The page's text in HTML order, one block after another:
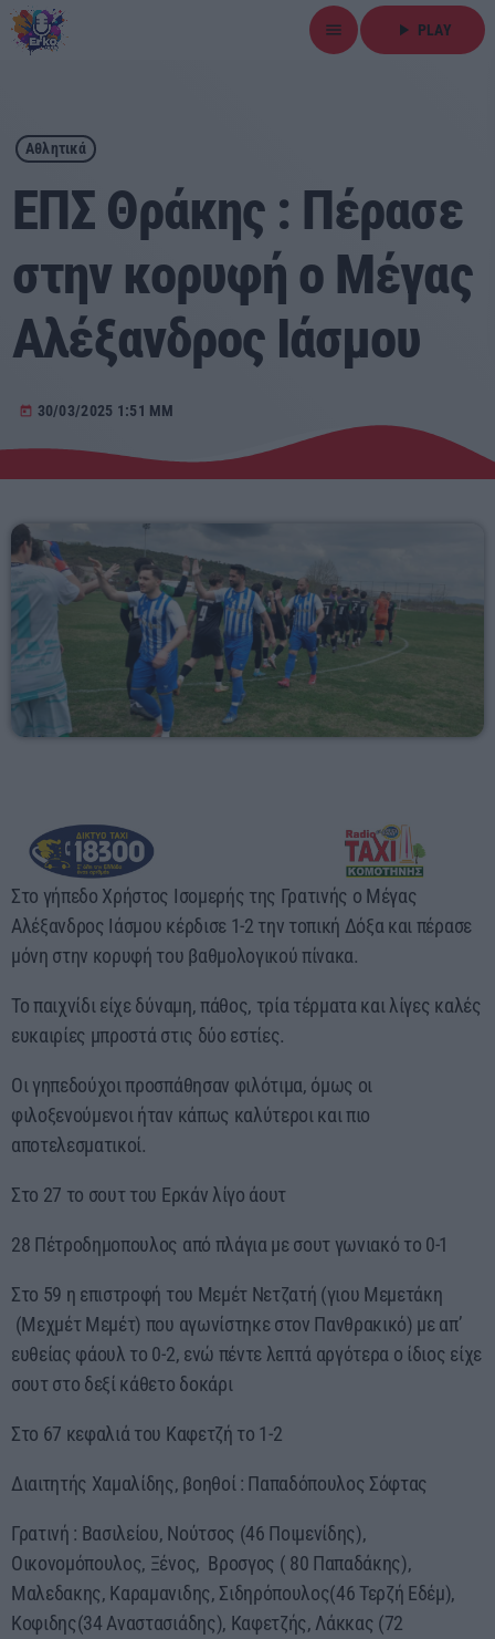
menu play_arrow PLAY
close
play_arrow ΕΡΚΟ
Αρχική
Εκπομπές
Αθλητικά
Αγροτικά
Τραγούδια της Θράκης
Επικοινωνία
Προσεχείς
08:00 - 11:00
ΕΡΚΟ
11:00 - 13:00
13:00 - 15:00
Αθλητικά
ΕΠΣ Θράκης : Πέρασε
στην κορυφή ο Μέγας
Αλέξανδρος Ιάσμου
today 30/03/2025 1:51 ΜΜ
Στο γήπεδο Χρήστος Ισομερής της Γρατινής ο Μέγας
Αλέξανδρος Ιάσμου κέρδισε 1-2 την τοπική Δόξα και πέρασε
μόνη στην κορυφή του βαθμολογικού πίνακα.
Το παιχνίδι είχε δύναμη, πάθος, τρία τέρματα και λίγες καλές
ευκαιρίες μπροστά στις δύο εστίες.
Οι γηπεδούχοι προσπάθησαν φιλότιμα, όμως οι
φιλοξενούμενοι ήταν κάπως καλύτεροι και πιο
αποτελεσματικοί.
Στο 27 το σουτ του Ερκάν λίγο άουτ
28 Πέτροδημοπουλος από πλάγια με σουτ γωνιακό το 0-1
Στο 59 η επιστροφή του Μεμέτ Νετζατή (γιου Μεμετάκη
(Μεχμέτ Μεμέτ) που αγωνίστηκε στον Πανθρακικό) με απ’
ευθείας φάουλ το 0-2, ενώ πέντε λεπτά αργότερα ο ίδιος είχε
σουτ στο δεξί κάθετο δοκάρι
Στο 67 κεφαλιά του Καφετζή το 1-2
Διαιτητής Χαμαλίδης, βοηθοί : Παπαδόπουλος Σόφτας
Γρατινή : Βασιλείου, Νούτσος (46 Ποιμενίδης),
Οικονομόπουλος, Ξένος, Βροσγος ( 80 Παπαδάκης),
Μαλεδακης, Καραμανιδης, Σιδηρόπουλος(46 Τερζή Εδέμ),
Κοφιδης(34 Αναστασιάδης), Καφετζής, Λάκκας (72